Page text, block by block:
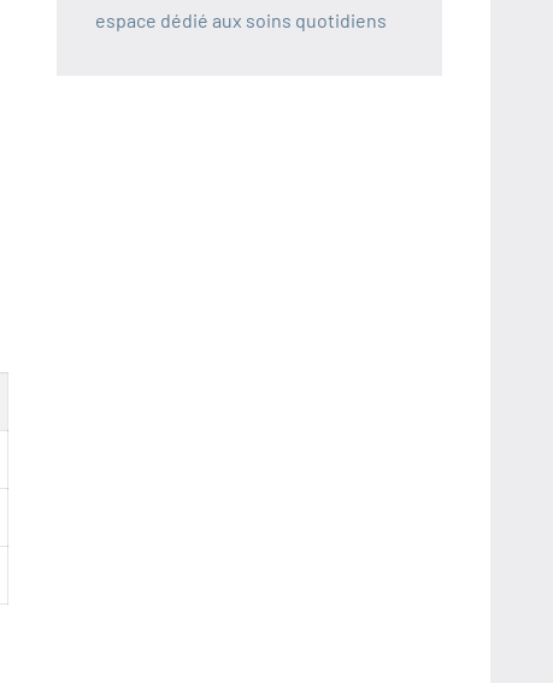
espace dédié aux soins quotidiens